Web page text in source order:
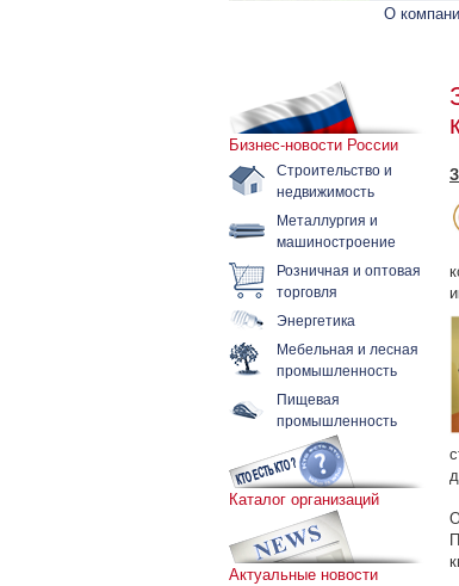
О
Бизнес-новости России
Строительство и
недвижимость
Металлургия и
машиностроение
Розничная и оптовая
торговля
Энергетика
Мебельная и лесная
промышленность
Пищевая
промышленность
Каталог организаций
Актуальные новости